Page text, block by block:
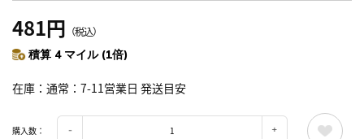
481円 （税込）
積算 4 マイル (1倍)
在庫 通常：7-11営業日 発送目安
購入数：